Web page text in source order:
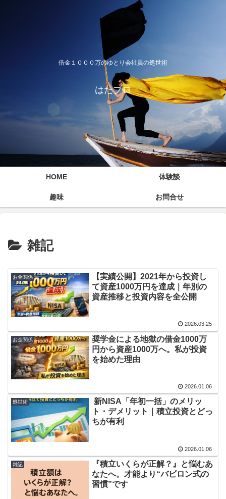
借金１０００万のゆとり会社員の処世術
はたブロ
HOME 体験談
趣味 お問合せ
雑記
お金関係
【実績公開】2021年から投資し
て資産1000万円を達成｜年別の
資産推移と投資内容を全公開
2026.03.25
お金関係
奨学金による地獄の借金1000万
円から資産1000万へ。私が投資
を始めた理由
2026.01.06
処世術
新NISA「年初一括」のメリッ
ト・デメリット｜積立投資とどっ
ちが有利
2026.01.06
雑記
『積立いくらが正解？』と悩むあ
なたへ。才能より“バビロン式の
習慣”です